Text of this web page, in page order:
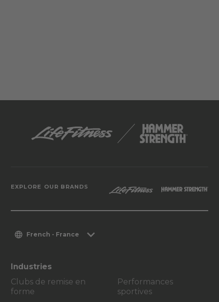
EXPLORE OUR BRANDS
French - France
Industries
Clubs de remise en
forme
Performances
sportives